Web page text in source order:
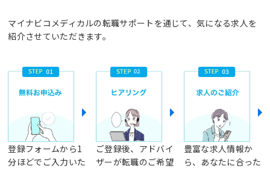
マイナビコメディカルの転職サポートを通じて、気になる求人を
紹介させていただきます。
登録フォームから1
分ほどでご入力いた
ご登録後、アドバイ
ザーが転職のご希望
豊富な求人情報か
ら、あなたに合った